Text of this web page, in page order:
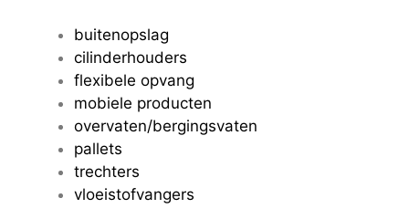
buitenopslag
cilinderhouders
flexibele opvang
mobiele producten
overvaten/bergingsvaten
pallets
trechters
vloeistofvangers